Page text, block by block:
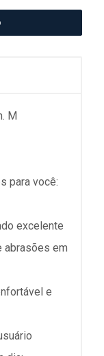
M
para você:
excelente
abrasões em
e